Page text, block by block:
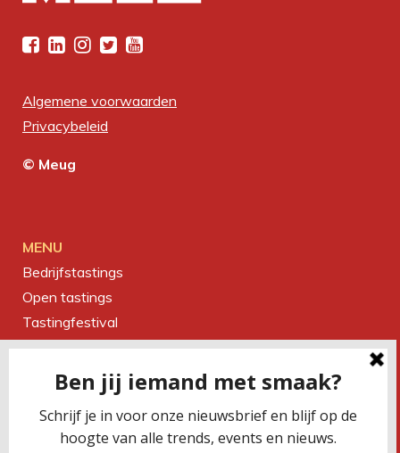
Algemene voorwaarden
Privacybeleid
© Meug
MENU
Bedrijfstastings
Open tastings
Tastingfestival
Magazine
Over ons